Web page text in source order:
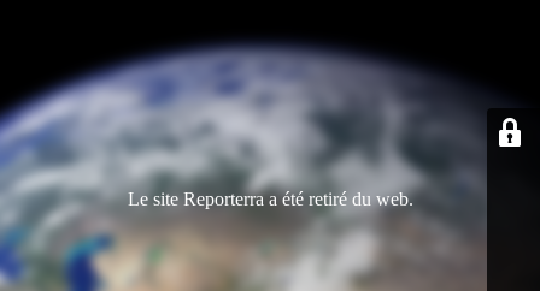
Le site Reporterra a été retiré du web.